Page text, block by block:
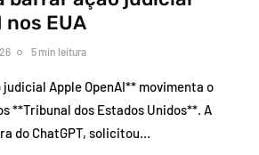
nos EUA
5 min leitura
Apple OpenAI** movimenta o
**Tribunal dos Estados Unidos**. A
do ChatGPT, solicitou…